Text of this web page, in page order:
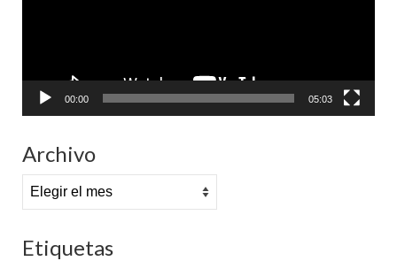
00:00 05:03
Archivo
Archivo
Etiquetas